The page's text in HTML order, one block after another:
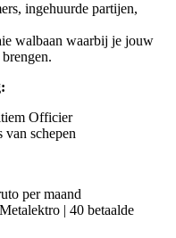
ingehuurde partijen,
walbaan waarbij je jouw
Officier
van schepen
per maand
| 40 betaalde